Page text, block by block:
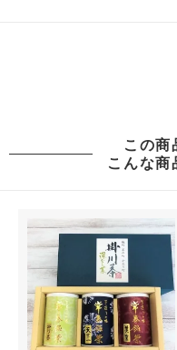
この商
こんな商